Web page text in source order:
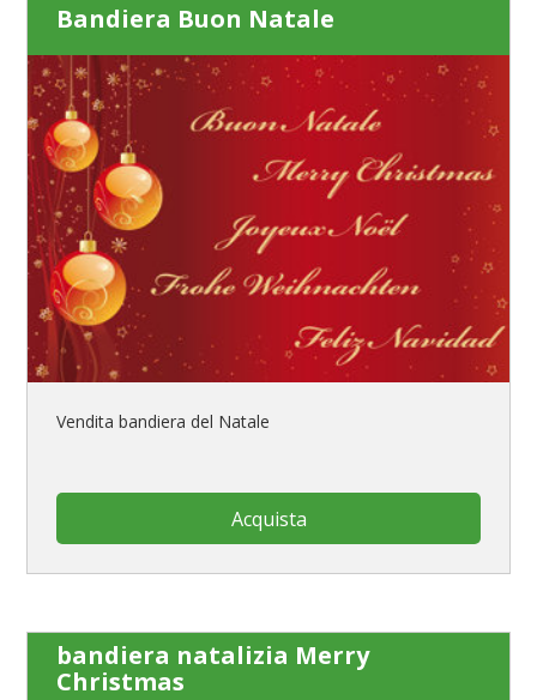
Bandiera Buon Natale
Vendita bandiera del Natale
Acquista
bandiera natalizia Merry
Christmas